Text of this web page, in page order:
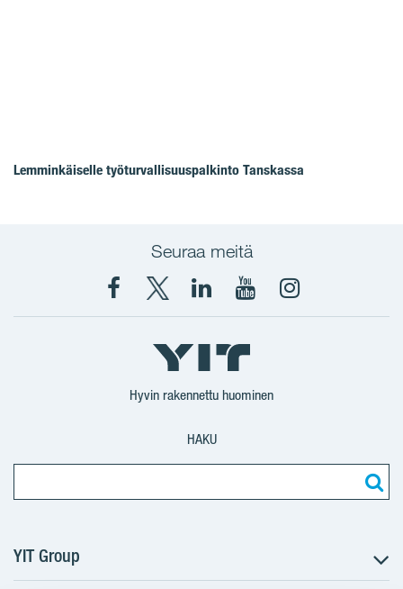
Lemminkäiselle työturvallisuuspalkinto Tanskassa
Seuraa meitä
Facebook
X
YIT
Suomi
YIT
Corporation
YIT
Corporation
Instagram
Hyvin rakennettu huominen
HAKU
YIT Group